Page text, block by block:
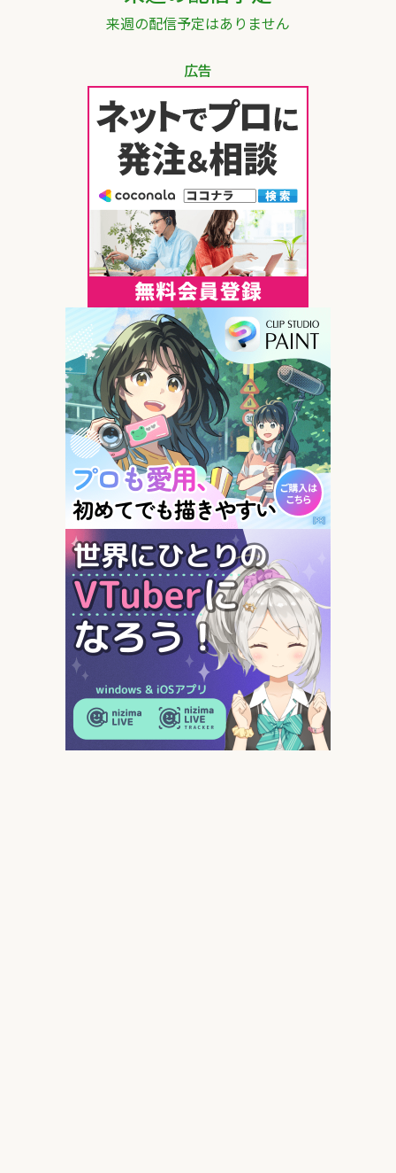
来週の配信予定はありません
広告